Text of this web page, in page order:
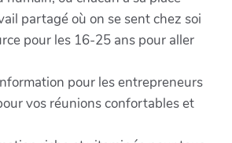
partagé où on se sent chez soi
pour les 16-25 ans pour aller
pour les entrepreneurs
vos réunions confortables et